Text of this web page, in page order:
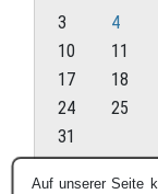
August 2026
3
4
10
11
17
18
24
25
31
Auf unserer Seite